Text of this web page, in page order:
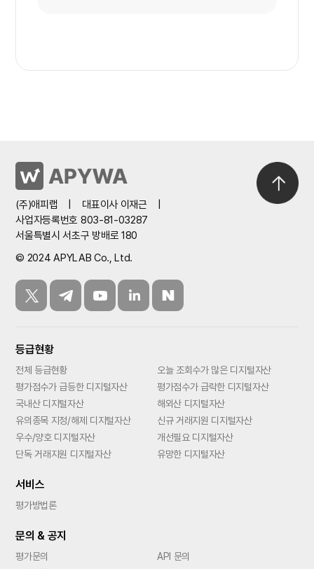
(주)애피랩 대표이사 이재근
사업자등록번호 803-81-03287
서울특별시 서초구 방배로 180
© 2024 APYLAB Co., Ltd.
등급현황
전체 등급현황
오늘 조회수가 많은 디지털자산
평가점수가 급등한 디지털자산
평가점수가 급락한 디지털자산
국내산 디지털자산
해외산 디지털자산
유의종목 지정/해제 디지털자산
신규 거래지원 디지털자산
우수/양호 디지털자산
개선필요 디지털자산
단독 거래지원 디지털자산
유망한 디지털자산
서비스
평가방법론
문의 & 공지
평가문의
API 문의